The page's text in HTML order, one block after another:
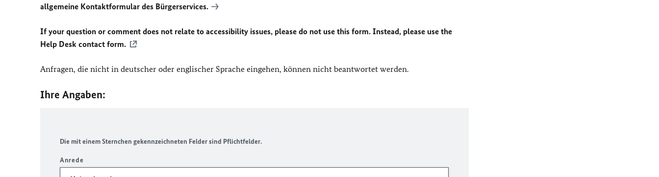
allgemeine Kontaktformular des Bürgerservices.
If your question or comment does not relate to accessibility issues, please do not use this form. Instead, please use the
Help Desk contact form.
Anfragen, die nicht in deutscher oder englischer Sprache eingehen, können nicht beantwortet werden.
Ihre Angaben:
Die mit einem Sternchen gekennzeichneten Felder sind Pflichtfelder.
Anrede